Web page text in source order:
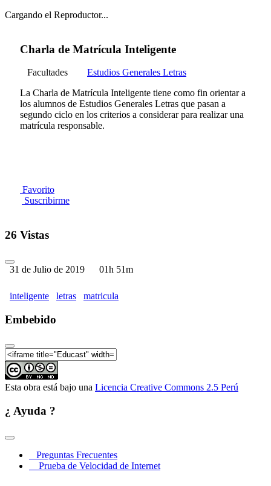
Cargando el Reproductor...
Charla de Matrícula Inteligente
Facultades
Estudios Generales Letras
La Charla de Matrícula Inteligente tiene como fin orientar a
los alumnos de Estudios Generales Letras que pasan a
segundo ciclo en los criterios a considerar para realizar una
matrícula responsable.
Favorito
Suscribirme
26 Vistas
31 de Julio de 2019 01h 51m
inteligente letras matricula
Embebido
Esta obra está bajo una Licencia Creative Commons 2.5 Perú
¿ Ayuda ?
Preguntas Frecuentes
Prueba de Velocidad de Internet